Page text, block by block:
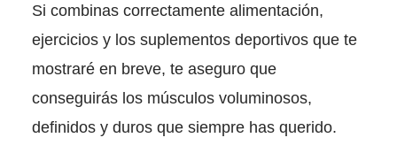
Si combinas correctamente alimentación,
ejercicios y los suplementos deportivos que te
mostraré en breve, te aseguro que
conseguirás los músculos voluminosos,
definidos y duros que siempre has querido.